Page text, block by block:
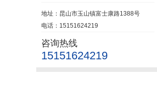
地址：昆山市玉山镇富士康路1388号
电话：15151624219
咨询热线
15151624219